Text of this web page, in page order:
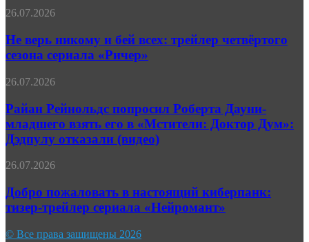
дату
четвёртого
сезона
Не
никому
и
бей
трейлер
сезона
сериала
«Ричер»
26.07.2026
Не верь никому и бей всех: трейлер четвёртого
сезона сериала «Ричер»
Райан
попросил
Роберта
Дауни-
младшего
его
«Мстители:
Доктор
Дум»:
Дэдпулу
26.07.2026
Райан Рейнольдс попросил Роберта Дауни-
младшего взять его в «Мстители: Доктор Дум»:
Дэдпулу отказали (видео)
Добро
в
настоящий
киберпанк:
трейлер
26.07.2026
Добро пожаловать в настоящий киберпанк:
тизер-трейлер сериала «Нейромант»
© Все права защищены 2026